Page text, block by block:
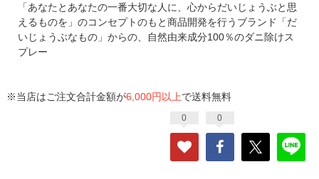
「あなたとあなたの一番大切な人に、心からだいじょうぶと思
えるものを」のコンセプトのもと商品開発を行うブランド「だ
いじょうぶなもの」からの、自然由来成分100％のダニ除けス
プレー
※当店はご注文合計金額が6,000円以上で送料無料
0 0